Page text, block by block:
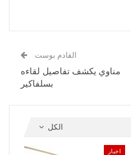
القادم بوست
مناوي يكشف تفاصيل لقاءه
بسلفاكير
الكل
اخبار